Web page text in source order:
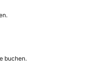
buchen.